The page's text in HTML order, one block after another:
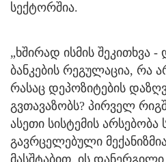
სექტორშია.
„ხშირად ისმის შეკითხვა
ბანკების რეგულაცია, რა
რასაც დეპოზიტების
გვთავაზობს? პირველ
ასეთი სისტემის არსებობა
გავრცელებული